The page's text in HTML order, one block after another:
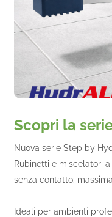
Scopri la
Nuova serie Step by
Rubinetti e miscelatori
senza contatto:
Ideali per ambienti